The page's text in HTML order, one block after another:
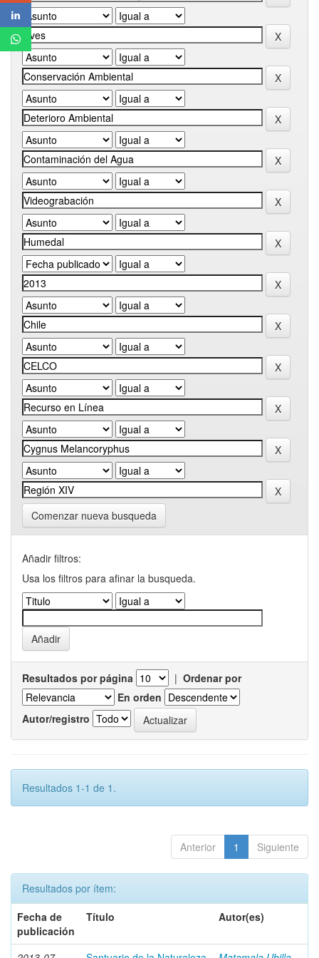
Comenzar nueva busqueda
Añadir filtros:
Usa los filtros para afinar la busqueda.
Resultados por página | Ordenar por
En orden
Autor/registro
Resultados 1-1 de 1.
Anterior 1 Siguiente
Resultados por ítem:
Fecha de
publicación
Título Autor(es)